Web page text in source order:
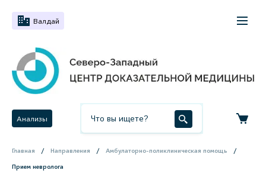
Валдай
Анализы
Главная Направления Амбулаторно-поликлиническая помощь
Прием невролога